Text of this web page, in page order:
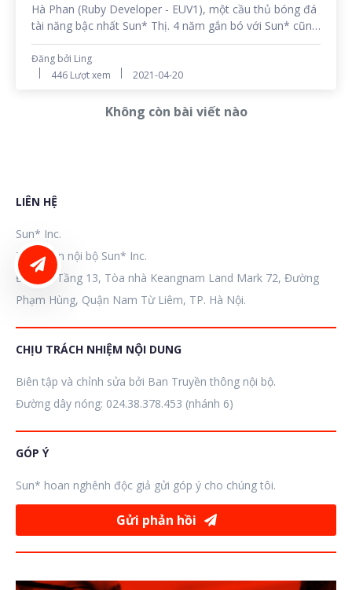
Hà Phan (Ruby Developer - EUV1), một cầu thủ bóng đá
tài năng bậc nhất Sun* Thị. 4 năm gắn bó với Sun* cũng
là 4 năm đôi chân Phan chạy miệt mài trên sân cỏ với
những đường bóng tinh xảo và tuyệt kĩ. Nhiều người
thâm chí còn ví Phan với Messi - chàng cầu thủ nhỏ con
Đăng bởi Ling
446 Lượt xem
2021-04-20
Không còn bài viết nào
LIÊN HỆ
Sun* Inc.
Tòa soạn nội bộ Sun* Inc.
Địa chỉ: Tầng 13, Tòa nhà Keangnam Land Mark 72, Đường
Phạm Hùng, Quận Nam Từ Liêm, TP. Hà Nội.
CHỊU TRÁCH NHIỆM NỘI DUNG
Biên tập và chỉnh sửa bởi Ban Truyền thông nội bộ.
Đường dây nóng: 024.38.378.453 (nhánh 6)
GÓP Ý
Sun* hoan nghênh độc giả gửi góp ý cho chúng tôi.
Gửi phản hồi
LIÊN HỆ ĐĂNG BÀI